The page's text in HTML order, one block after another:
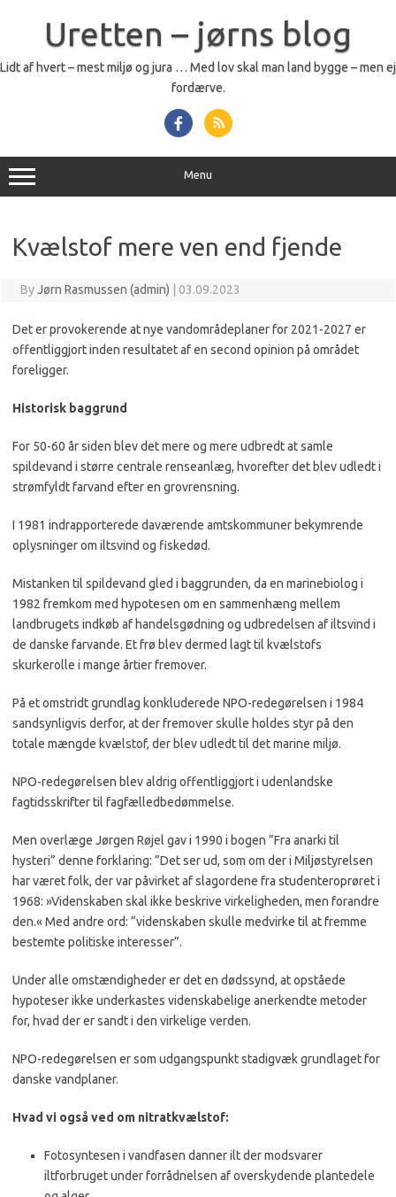
Uretten – jørns blog
Lidt af hvert – mest miljø og jura … Med lov skal man land bygge – men ej
fordærve.
Menu
Kvælstof mere ven end fjende
ByJørn Rasmussen (admin) 03.09.2023
Det er provokerende at nye vandområdeplaner for 2021-2027 er
offentliggjort inden resultatet af en second opinion på området
foreligger.
Historisk baggrund
For 50-60 år siden blev detmere og mere udbredt at samle
spildevand i større centrale renseanlæg, hvorefter det blev udledt i
strømfyldt farvand efter en grovrensning.
I 1981 indrapporterede daværende amtskommuner bekymrende
oplysninger om iltsvind og fiskedød.
Mistanken til spildevand gled i baggrunden, da en marinebiolog i
1982 fremkom med hypotesen om en sammenhæng mellem
landbrugets indkøb af handelsgødning og udbredelsen af iltsvind i
de danske farvande. Et frø blev dermed lagt til kvælstofs
skurkerolle i mange årtier fremover.
På et omstridt grundlag konkluderede NPO-redegørelsen i 1984
sandsynligvis derfor, at der fremover skulle holdes styr på den
totale mængde kvælstof, der blev udledt til det marine miljø.
NPO-redegørelsen blev aldrig offentliggjort i udenlandske
fagtidsskrifter til fagfælledbedømmelse.
Men overlæge Jørgen Røjel gav i 1990 i bogen ”Fra anarki til
hysteri” denne forklaring: ”Det ser ud, som om der i Miljøstyrelsen
har været folk, der var påvirket af slagordene fra studenteroprøret i
1968: »Videnskaben skal ikke beskrive virkeligheden, men forandre
den.« Med andre ord: “videnskaben skulle medvirke til at fremme
bestemte politiske interesser”.
Under alle omstændigheder er det en dødssynd, at opståede
hypoteser ikke underkastes videnskabelige anerkendte metoder
for, hvad der er sandt i den virkelige verden.
NPO-redegørelsen er som udgangspunkt stadigvæk grundlaget for
danske vandplaner.
Hvad vi også ved om nitratkvælstof:
Fotosyntesen i vandfasen danner ilt der modsvarer
iltforbruget under forrådnelsen af overskydende plantedele